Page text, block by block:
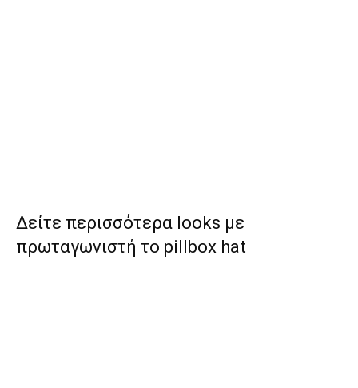
Δείτε περισσότερα looks με
πρωταγωνιστή το pillbox hat